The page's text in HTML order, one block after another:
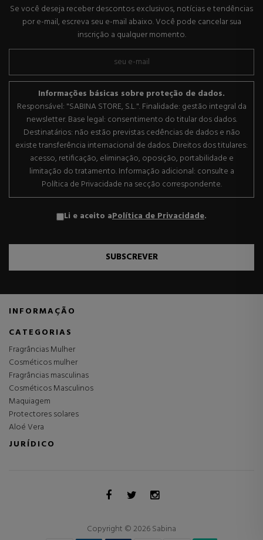
Se você deseja receber descontos exclusivos, notícias e tendências
por e-mail, escreva seu e-mail abaixo. Você pode cancelar sua
inscrição a qualquer momento.
Informações básicas sobre proteção de dados.
Responsável: "SABINA STORE, S.L.". Finalidade: gestão integral da
newsletter. Base legal: consentimento do titular dos dados.
Destinatários: não estão previstas cedências de dados e não
existe transferência internacional de dados. Direitos dos titulares:
acesso, retificação, eliminação, oposição, portabilidade e
limitação do tratamento. Informação adicional: consulte a
Política de Privacidade na secção correspondente.
Li e aceito aPolítica de Privacidade.
SUBSCREVER
INFORMAÇÃO
CATEGORIAS
Fragrâncias Mulher
Cosméticos mulher
Fragrâncias masculinas
Cosméticos Masculinos
Maquiagem
Protectores solares
Aloé Vera
JURÍDICO
Copyright © 2026 Sabina